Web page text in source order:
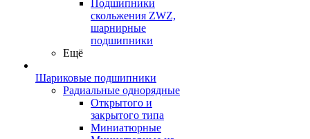
Подшипники
скольжения ZWZ,
шарнирные
подшипники
Ещё
Шариковые подшипники
Радиальные однорядные
Открытого и
закрытого типа
Миниатюрные